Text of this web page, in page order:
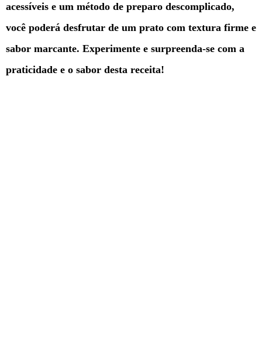
acessíveis e um método de preparo descomplicado,
você poderá desfrutar de um prato com textura firme e
sabor marcante. Experimente e surpreenda-se com a
praticidade e o sabor desta receita!